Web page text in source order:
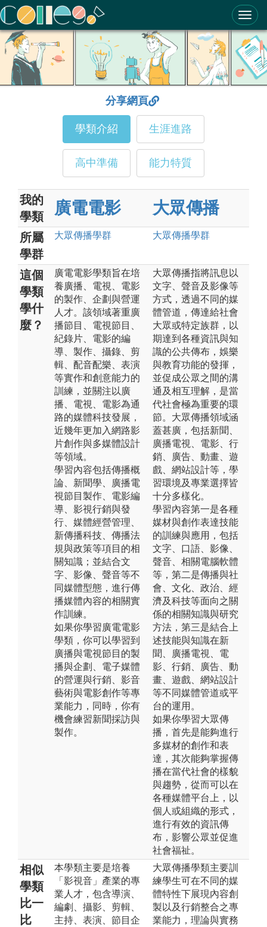
ColleGo! 大學選才與高中育才輔助系統
分享網頁
學類介紹 生涯進路
高中準備 能力特質
我的
學類
廣電電影 大眾傳播
所屬
學群
大眾傳播學群 大眾傳播學群
這個
學類
學什
麼？
廣電電影學類旨在培
養廣播、電視、電影
的製作、企劃與營運
人才。該領域著重廣
播節目、電視節目、
紀錄片、電影的編
導、製作、攝錄、剪
輯、配音配樂、表演
等實作和創意能力的
訓練，並關注以廣
播、電視、電影為通
路的媒體科技發展，
近幾年更加入網路影
片創作與多媒體設計
等領域。
學習內容包括傳播概
論、新聞學、廣播電
視節目製作、電影編
導、影視行銷與發
行、媒體經營管理、
新傳播科技、傳播法
規與政策等項目的相
關知識；並結合文
字、影像、聲音等不
同媒體型態，進行傳
播媒體內容的相關實
作訓練。
如果你學習廣電電影
學類，你可以學習到
廣播與電視節目的製
播與企劃、電子媒體
的營運與行銷、影音
藝術與電影創作等專
業能力，同時，你有
機會練習新聞採訪與
製作。
大眾傳播指將訊息以
文字、聲音及影像等
方式，透過不同的媒
體管道，傳達給社會
大眾或特定族群，以
期達到各種資訊與知
識的公共傳布，娛樂
與教育功能的發揮，
並促成公眾之間的溝
通及相互理解，是當
代社會極為重要的環
節。大眾傳播領域涵
蓋甚廣，包括新聞、
廣播電視、電影、行
銷、廣告、動畫、遊
戲、網站設計等，學
習環境及專業選擇皆
十分多樣化。
學習內容第一是各種
媒材與創作表達技能
的訓練與應用，包括
文字、口語、影像、
聲音、相關電腦軟體
等，第二是傳播與社
會、文化、政治、經
濟及科技等面向之關
係的相關知識與研究
方法，第三是結合上
述技能與知識在新
聞、廣播電視、電
影、行銷、廣告、動
畫、遊戲、網站設計
等不同媒體管道或平
台的運用。
如果你學習大眾傳
播，首先是能夠進行
多媒材的創作和表
達，其次能夠掌握傳
播在當代社會的樣貌
與趨勢，從而可以在
各種媒體平台上，以
個人或組織的形式，
進行有效的資訊傳
布，影響公眾並促進
社會福祉。
相似
學類
比一
比
本學類主要是培養
「影視音」產業的專
業人才，包含導演、
編劇、攝影、剪輯、
主持、表演、節目企
大眾傳播學類主要訓
練學生可在不同的媒
體特性下展現內容創
製以及行銷整合之專
業能力，理論與實務